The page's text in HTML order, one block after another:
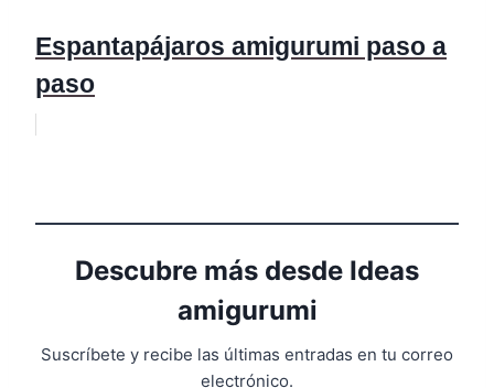
Espantapájaros amigurumi paso a
paso
Descubre más desde Ideas
amigurumi
Suscríbete y recibe las últimas entradas en tu correo
electrónico.